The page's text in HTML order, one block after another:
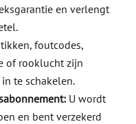
en verlengt
foutcodes,
of rooklucht zijn
te schakelen.
U wordt
en bent verzekerd